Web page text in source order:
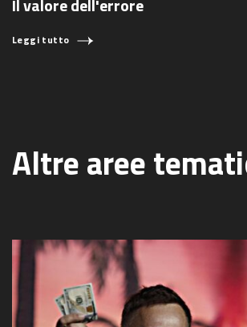
Il valore dell'errore
Leggi tutto
Altre aree